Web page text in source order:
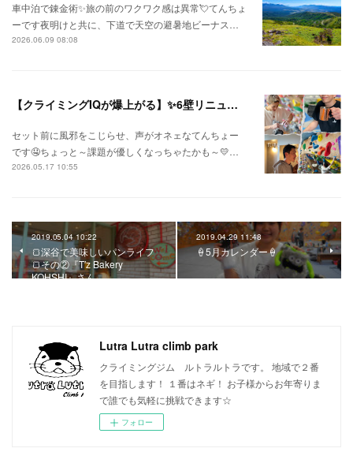
車中泊で錬金術✨旅の前のワクワク感は異常💘てんちょ
ーです夜明けと共に、下道で天空の避暑地ビーナス…
2026.06.09 08:08
【クライミングIQが爆上がる】✨6壁リニューアル✨
セット前に風邪をこじらせ、声がオネェなてんちょー
です🤤ちょっと～課題が優しくなっちゃたかも～💛…
2026.05.17 10:55
2019.05.04 10:22
🍞深谷で美味しいパンライフ
🍞その②『T′z Bakery
KOHSHI』さん
2019.04.29 11:48
🍦5月カレンダー🍦
Lutra Lutra climb park
クライミングジム ルトラルトラです。 地域で２番
を目指します！ １番はネギ！ お子様からお年寄りま
で誰でも気軽に挑戦できます☆
フォロー